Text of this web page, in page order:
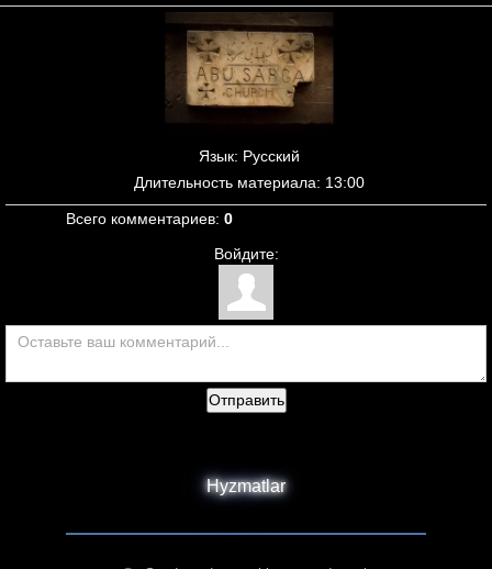
Язык: Русский
Длительность материала: 13:00
Всего комментариев: 0
Войдите:
Отправить
Hyzmatlar